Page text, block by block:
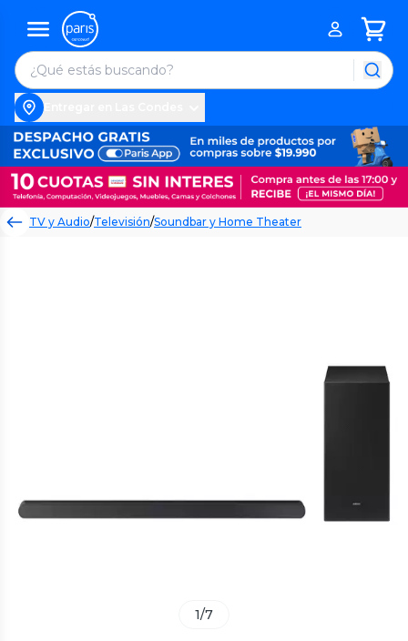
TV y Audio/Televisión/Soundbar y Home Theater
1/7